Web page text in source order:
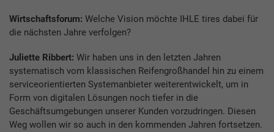
Wirtschaftsforum: Welche Vision möchte IHLE tires dabei für
die nächsten Jahre verfolgen?
Juliette Ribbert: Wir haben uns in den letzten Jahren
systematisch vom klassischen Reifengroßhandel hin zu einem
serviceorientierten Systemanbieter weiterentwickelt, um in
Form von digitalen Lösungen noch tiefer in die
Geschäftsumgebungen unserer Kunden vorzudringen. Diesen
Weg wollen wir so auch in den kommenden Jahren fortsetzen.